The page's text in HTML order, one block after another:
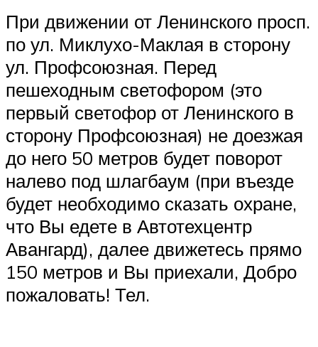
При движении от Ленинского просп.
по ул. Миклухо-Маклая в сторону
ул. Профсоюзная. Перед
пешеходным светофором (это
первый светофор от Ленинского в
сторону Профсоюзная) не доезжая
до него 50 метров будет поворот
налево под шлагбаум (при въезде
будет необходимо сказать охране,
что Вы едете в Автотехцентр
Авангард), далее движетесь прямо
150 метров и Вы приехали, Добро
пожаловать! Тел.